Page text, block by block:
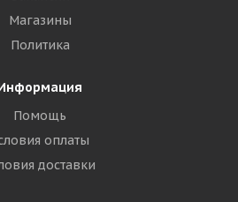
Магазины
Политика
Помощь
оплаты
доставки